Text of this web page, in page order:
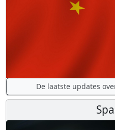
De laatste updates